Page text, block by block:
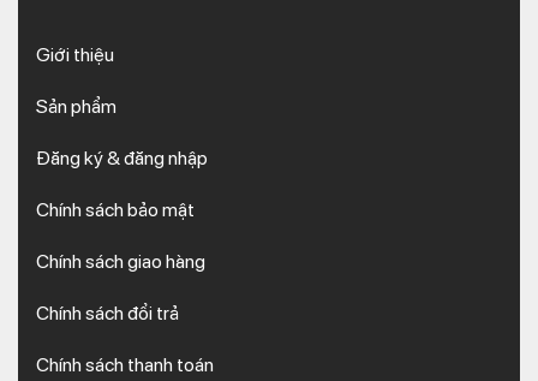
Giới thiệu
Sản phẩm
Đăng ký & đăng nhập
Chính sách bảo mật
Chính sách giao hàng
Chính sách đổi trả
Chính sách thanh toán